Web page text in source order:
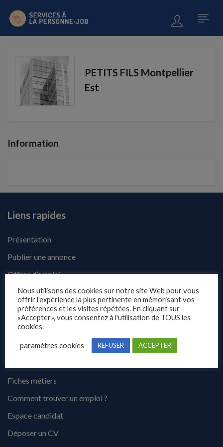
PETITS FILS Montpellier
Est
Information
Liens rapides
Présentation
Publier une annonce
Offres d’emploi
Questions fréquentes
Blog
Contact
Fiches métiers
Comment trouver un emploi ?
Espace candidat
Déposer un CV
Nous utilisons des cookies sur notre site Web pour vous
offrir l'expérience la plus pertinente en mémorisant vos
préférences et les visites répétées. En cliquant sur
«Accepter», vous consentez à l'utilisation de TOUS les
cookies.
paramètres cookies REFUSER ACCEPTER